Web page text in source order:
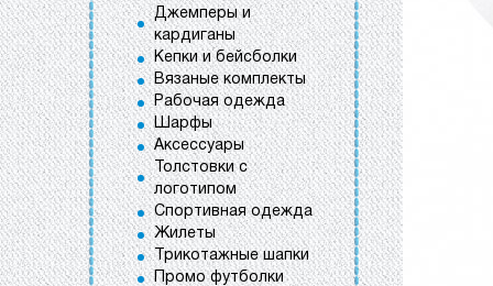
Джемперы и
кардиганы
Кепки и бейсболки
Вязаные комплекты
Рабочая одежда
Шарфы
Аксессуары
Толстовки с
логотипом
Спортивная одежда
Жилеты
Трикотажные шапки
Промо футболки